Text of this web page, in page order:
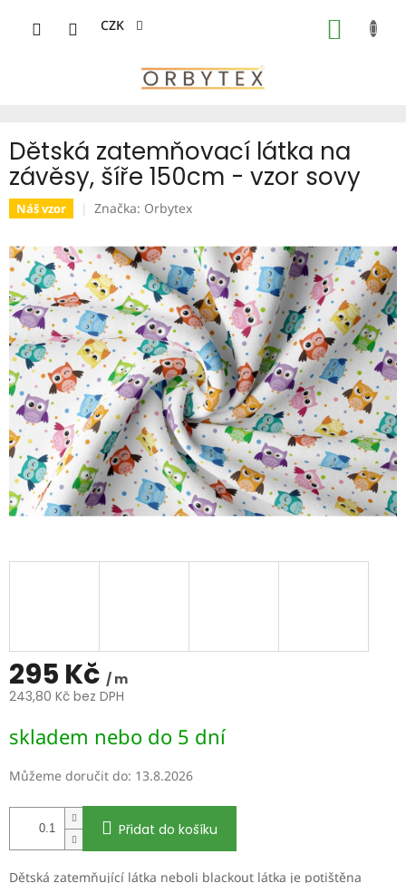
CZK
Dětská zatemňovací látka na
závěsy, šíře 150cm - vzor sovy
Náš vzor Značka: Orbytex
295 Kč / m
243,80 Kč bez DPH
cena:
skladem nebo do 5 dní
Můžeme doručit do: 13.8.2026
Přidat do košíku
Dětská zatemňující látka neboli blackout látka je potištěna